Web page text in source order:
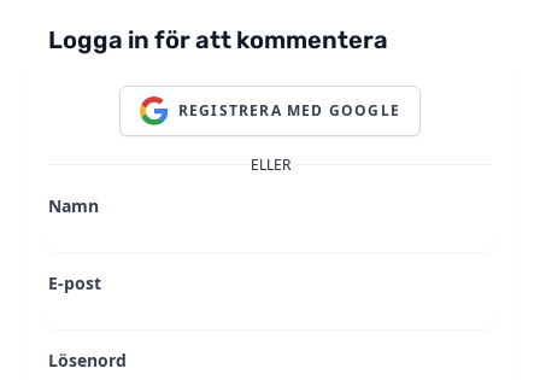
Logga in för att kommentera
REGISTRERA MED GOOGLE
ELLER
Namn
E-post
Lösenord